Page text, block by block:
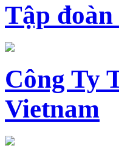
Tập đoàn
Công Ty
Vietnam